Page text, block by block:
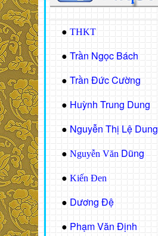
● THKT
● Trần Ngọc Bách
● Trần Đức Cường
● Huỳnh Trung Dung
● Nguyễn Thị Lệ Dung
● Nguyễn Văn Dũng
● Kiến Đen
● Dương Đệ
● Phạm Văn Định